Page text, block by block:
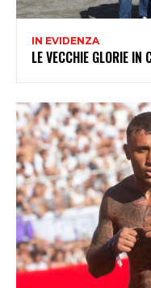
IN EVIDENZA
LE VECCHIE GLORIE